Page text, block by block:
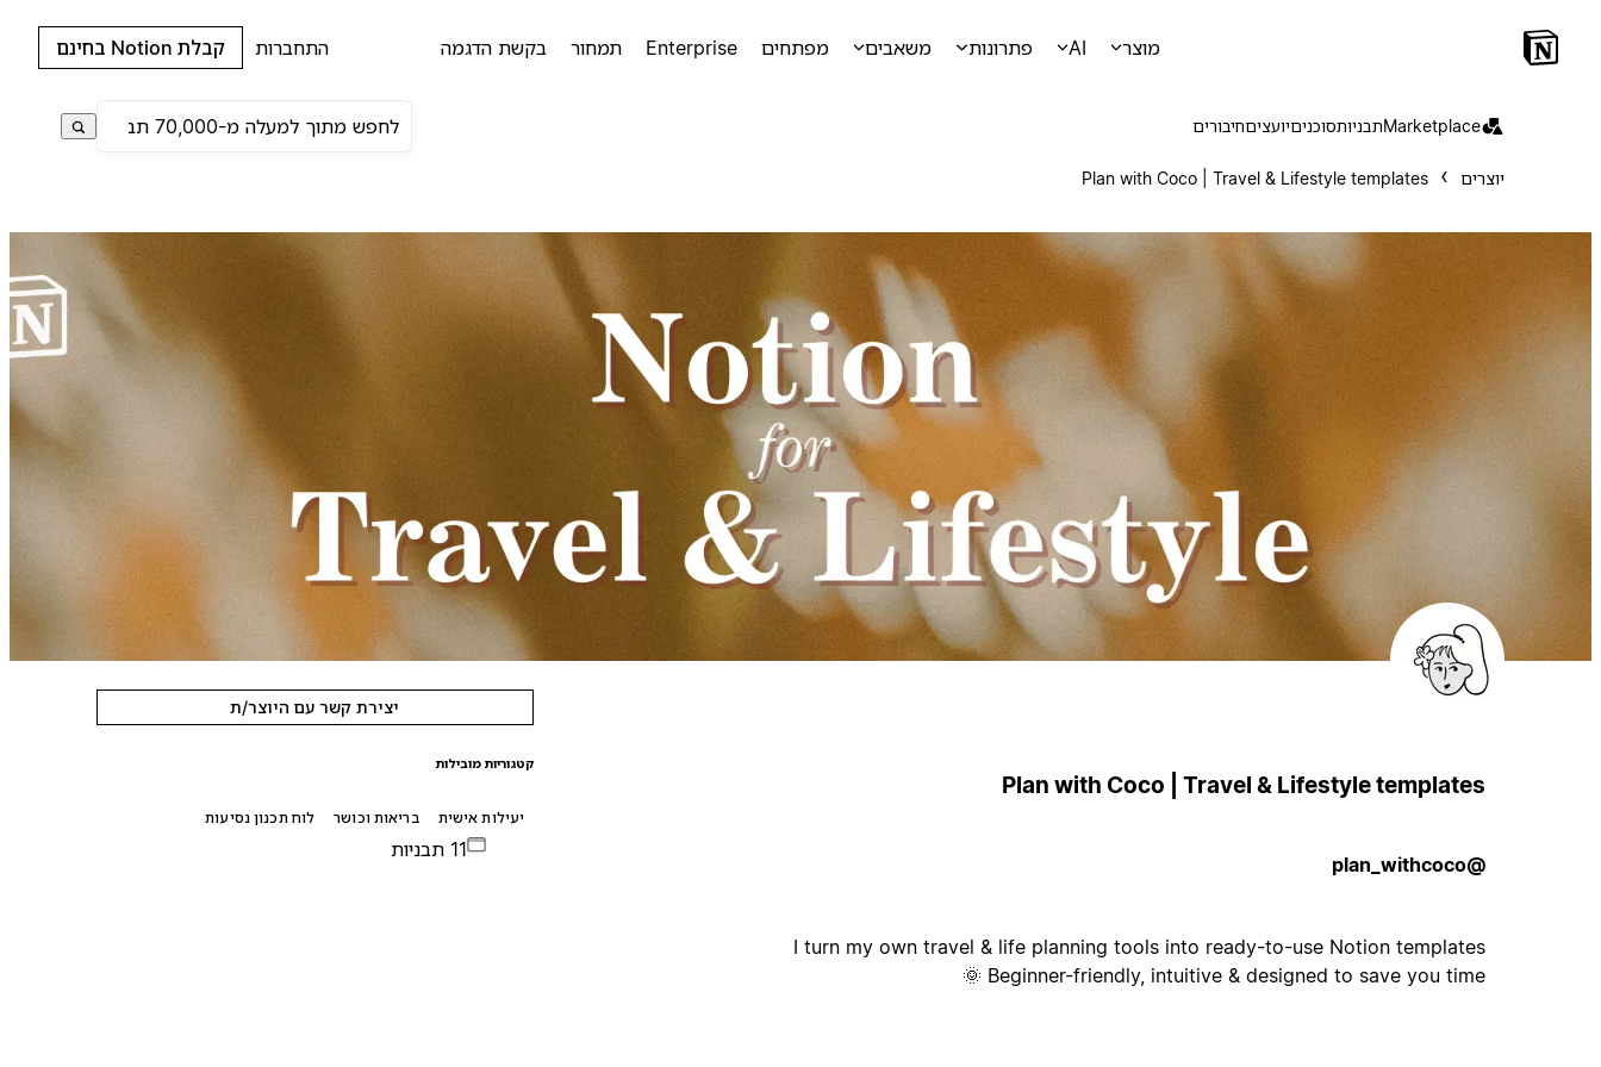
מוצר AI פתרונות משאבים מפתחים Enterprise תמחור בקשת הדגמה התחברות קבלת Notion בחינם
Marketplaceתבניותסוכניםיועציםחיבורים
יוצרים Plan with Coco | Travel & Lifestyle templates
Plan with Coco | Travel & Lifestyle templates
@plan_withcoco
I turn my own travel & life planning tools into ready-to-use Notion templates
🌞 Beginner-friendly, intuitive & designed to save you time
יצירת קשר עם היוצר/ת
קטגוריות מובילות
יעילות אישית בריאות וכושר לוח תכנון נסיעות
11 תבניות